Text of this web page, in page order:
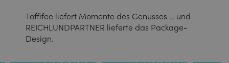
Toffifee liefert Momente des Genusses … und
REICHLUNDPARTNER lieferte das Package-
Design.